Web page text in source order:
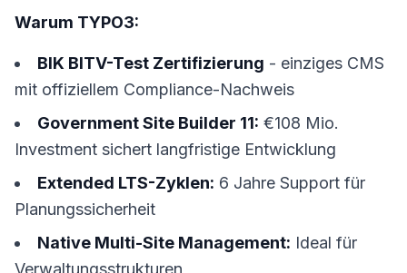
Warum TYPO3:
BIK BITV-Test Zertifizierung - einziges CMS
mit offiziellem Compliance-Nachweis
Government Site Builder 11: €108 Mio.
Investment sichert langfristige Entwicklung
Extended LTS-Zyklen: 6 Jahre Support für
Planungssicherheit
Native Multi-Site Management: Ideal für